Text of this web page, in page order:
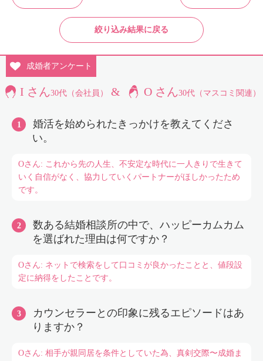
絞り込み結果に戻る
成婚者アンケート
I さん30代（会社員） & O さん30代（マスコミ関連）
婚活を始められたきっかけを教えてくださ
い。
Oさん: これから先の人生、不安定な時代に一人きりで生きて
いく自信がなく、協力していくパートナーがほしかったため
です。
数ある結婚相談所の中で、ハッピーカムカム
を選ばれた理由は何ですか？
Oさん: ネットで検索をして口コミが良かったことと、値段設
定に納得をしたことです。
カウンセラーとの印象に残るエピソードはあ
りますか？
Oさん: 相手が親同居を条件としていた為、真剣交際〜成婚ま